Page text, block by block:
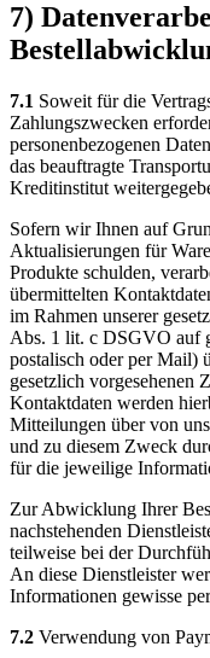
7)
7.1 Soweit für die
Zahlungszwecken
personenbezogenen
das beauftragte
Kreditinstitut
Sofern wir Ihnen auf
Aktualisierungen für
Produkte schulden,
übermittelten
im Rahmen unserer
Abs. 1 lit. c DSGVO auf
postalisch oder per Mail)
gesetzlich vorgesehenen
Kontaktdaten werden
Mitteilungen über von
und zu diesem Zweck
für die jeweilige
Zur Abwicklung Ihrer
nachstehenden
teilweise bei der
An diese Dienstleister
Informationen gewisse
7.2 Verwendung von